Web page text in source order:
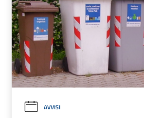
AVVISI